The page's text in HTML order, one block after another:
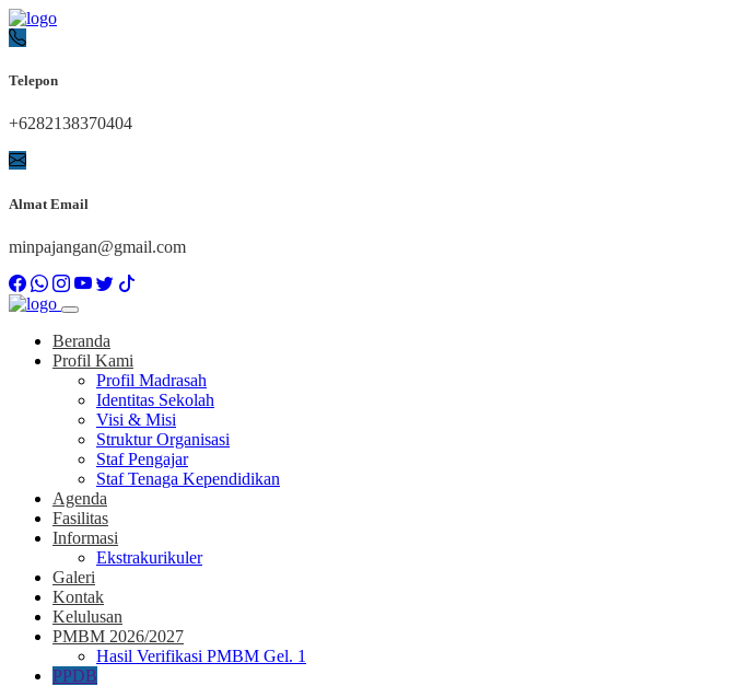
Telepon
+6282138370404
Almat Email
minpajangan@gmail.com
Beranda
Profil Kami
Profil Madrasah
Identitas Sekolah
Visi & Misi
Struktur Organisasi
Staf Pengajar
Staf Tenaga Kependidikan
Agenda
Fasilitas
Informasi
Ekstrakurikuler
Galeri
Kontak
Kelulusan
PMBM 2026/2027
Hasil Verifikasi PMBM Gel. 1
PPDB